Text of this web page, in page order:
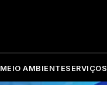
MEIO AMBIENTESERVIÇOS